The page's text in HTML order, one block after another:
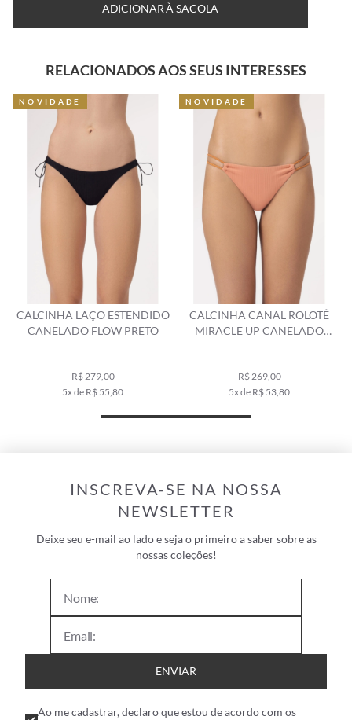
ADICIONAR À SACOLA
RELACIONADOS AOS SEUS INTERESSES
CALCINHA CANAL ROLOTÊ
MIRACLE UP CANELADO
R$ 269,00
5x de R$ 53,80
NOVIDADE
CALCINHA FRANZIDA
COMFORT CANELADO FLOW
R$ 269,00
5x de R$ 53,80
NOVIDADE
INSCREVA-SE NA NOSSA
NEWSLETTER
Deixe seu e-mail ao lado e seja o primeiro a saber sobre as
nossas coleções!
ENVIAR
Ao me cadastrar, declaro que estou de acordo com os